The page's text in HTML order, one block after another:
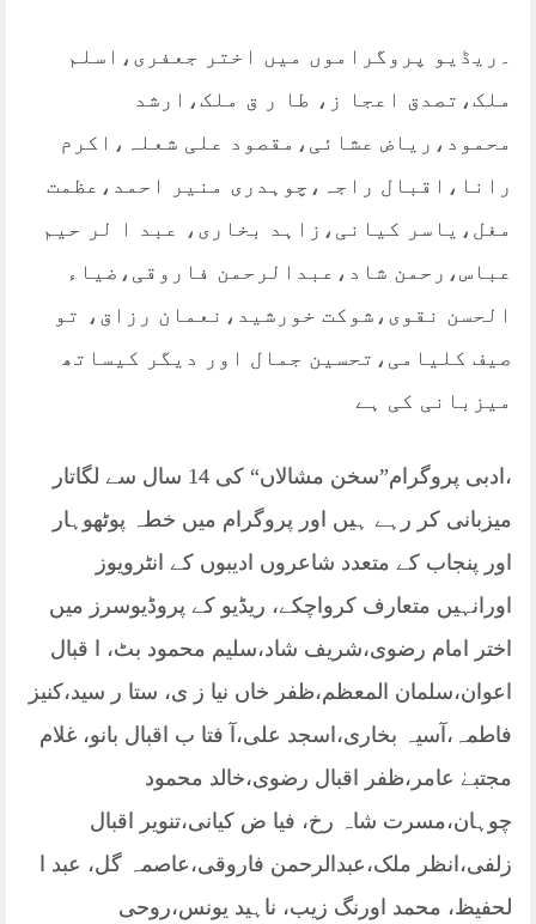
۔ریڈیو پروگراموں میں اختر جعفری،اسلم
ملک،تصدق اعجا ز، طا ر ق ملک،ارشد
محمود،ریاض عشائی،مقصود علی شعلہ،اکرم
رانا،اقبال راجہ،چوہدری منیر احمد،عظمت
مغل،یاسر کیانی،زاہد بخاری، عبد ا لر حیم
عباس،رحمن شاد،عبدالرحمن فاروقی،ضیاء
الحسن نقوی،شوکت خورشید،نعمان رزاق، تو
صیف کلیامی،تحسین جمال اور دیگر کیساتھ
میزبانی کی ہے
،ادبی پروگرام”سخن مشالاں“ کی 14 سال سے لگاتار
میزبانی کر رہے ہیں اور پروگرام میں خطہ پوٹھوہار
اور پنجاب کے متعدد شاعروں ادیبوں کے انٹرویوز
اورانہیں متعارف کرواچکے، ریڈیو کے پروڈیوسرز میں
اختر امام رضوی،شریف شاد،سلیم محمود بٹ، ا قبال
اعوان،سلمان المعظم،ظفر خاں نیا ز ی، ستا ر سید،کنیز
فاطمہ،آسیہ بخاری،اسجد علی،آ فتا ب اقبال بانو، غلام
مجتبےٰ عامر،ظفر اقبال رضوی،خالد محمود
چوہان،مسرت شاہ رخ، فیا ض کیانی،تنویر اقبال
زلفی،انظر ملک،عبدالرحمن فاروقی،عاصمہ گل، عبد ا
لحفیظ، محمد اورنگ زیب، ناہید یونس،روحی